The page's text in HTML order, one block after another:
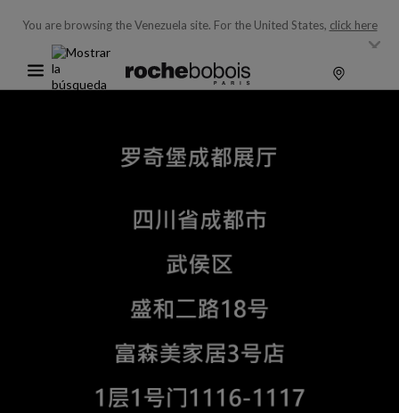
You are browsing the Venezuela site. For the United States, click here